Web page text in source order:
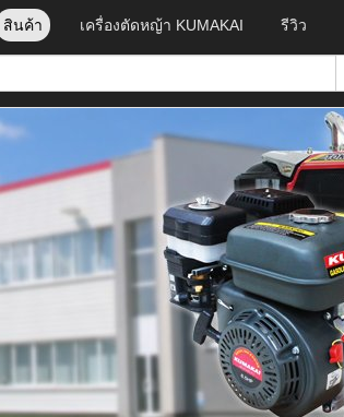
สินค้า เครื่องตัดหญ้า KUMAKAI รีวิว